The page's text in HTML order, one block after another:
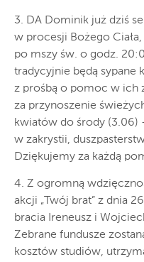
3. DA Dominik już dziś
w procesji Bożego
po mszy św. o godz.
tradycyjnie będą sypane
z prośbą o pomoc w ich
za przynoszenie
kwiatów do środy (3.06)
w zakrystii,
Dziękujemy za każdą
4. Z ogromną
akcji „Twój brat” z dnia
bracia Ireneusz i
Zebrane fundusze
kosztów studiów,